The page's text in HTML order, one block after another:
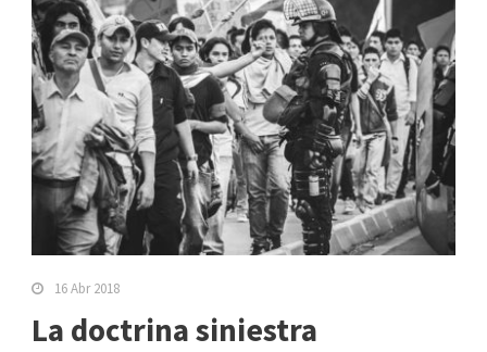
16 Abr 2018
La doctrina siniestra